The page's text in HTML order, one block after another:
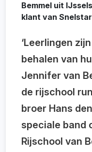
Bemmel uit
klant van
‘Leerlingen
behalen van
Jennifer van
de rijschool
broer Hans
speciale band
Rijschool van